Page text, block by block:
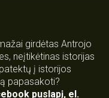
girdėtas Antrojo
neįtikėtinas istorijas
į istorijos
papasakoti?
puslapį, el.